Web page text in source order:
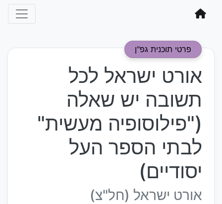
פרטי תוכנית גפ"ן
אורט ישראל לכל
תשובה יש שאלה
("פילוסופיה מעשית"
לבתי הספר העל
יסודיים)
אורט ישראל (חל"צ)